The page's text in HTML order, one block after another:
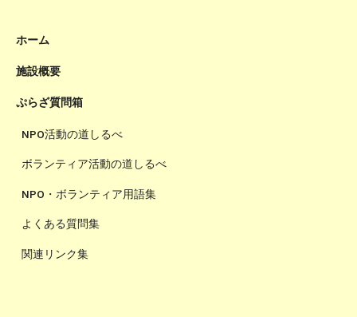
ホーム
施設概要
ぷらざ質問箱
NPO活動の道しるべ
ボランティア活動の道しるべ
NPO・ボランティア用語集
よくある質問集
関連リンク集